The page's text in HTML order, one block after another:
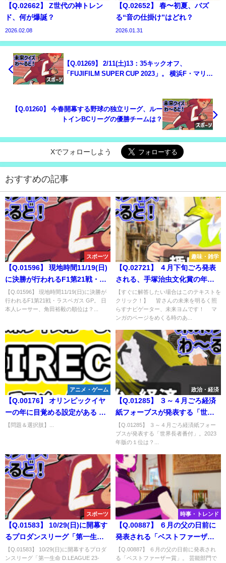
【Q.02662】 Z世代の神トレン
ド、何が爆誕？
2026.02.08
【Q.02652】 春〜初夏、バズ
る“音の仕掛け”はどれ？
2026.01.31
【Q.01269】 2/11(土)13：35キックオフ、
「FUJIFILM SUPER CUP 2023」。 横浜F・マリノ
【Q.01260】 今春開幕する野球の独立リーグ、ルー
トインBCリーグの優勝チームは？
Xでフォローしよう
おすすめの記事
スポーツ
【Q.01596】 現地時間11/19(日)
に決勝が行われるF1第21戦・ラ
スベガス GP。 日本人レーサ
ー、角田裕毅の順位は？
【Q.01596】 現地時間11/19(日)に決勝が
行われるF1第21戦・ラスベガス GP。 日
本人レーサー、角田裕毅の順位は？...
趣味・雑学
【Q.02721】 ４月下旬ごろ発表
される、手塚治虫文化賞の年間
最優秀賞である「マンガ大
賞」。大賞に選ばれるのは？
【すぐに解答したい場合はこのテキストを
クリック！】 皆さんの未来を明るく照
らすナビゲーター、未来ヨムです！ マ
ンガのページをめくる時のあ...
アニメ・ゲーム
【Q.00176】 オリンピックイヤ
ーの年に目覚める設定がある こ
ち亀のキャラクター・日暮熟睡
事は？
【問題＆選択肢】...
政治・経済
【Q.01285】 ３～４月ごろ経済
紙フォーブスが発表する「世界
長者番付」。2023年版の１位
は？
【Q.01285】 ３～４月ごろ経済紙フォー
ブスが発表する「世界長者番付」。2023
年版の１位は？...
スポーツ
【Q.01583】 10/29(日)に開幕す
るプロダンスリーグ「第一生命
D.LEAGUE 23-24」。今シーズ
ンの優勝チームは？
【Q.01583】 10/29(日)に開幕するプロダ
ンスリーグ「第一生命 D.LEAGUE 23-
時事・トレンド
【Q.00887】 ６月の父の日前に
発表される「ベストファーザー
賞」。 芸能部門で選ばれるの
は？
【Q.00887】 ６月の父の日前に発表され
る「ベストファーザー賞」。 芸能部門で